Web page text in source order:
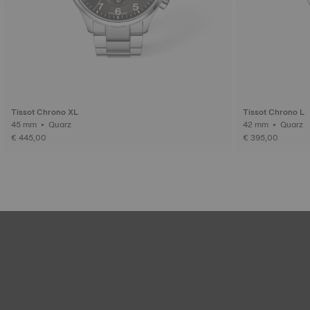
Tissot Chrono XL
45 mm • Quarz
€ 445,00
Tissot Chrono L
42 mm • Quarz
€ 395,00